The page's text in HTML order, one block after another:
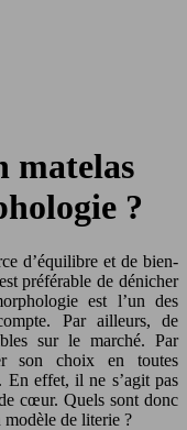
matelas
?
d’équilibre et de bien-
préférable de dénicher
est l’un des
Par ailleurs, de
sur le marché. Par
son choix en toutes
En effet, il ne s’agit pas
cœur. Quels sont donc
de literie ?